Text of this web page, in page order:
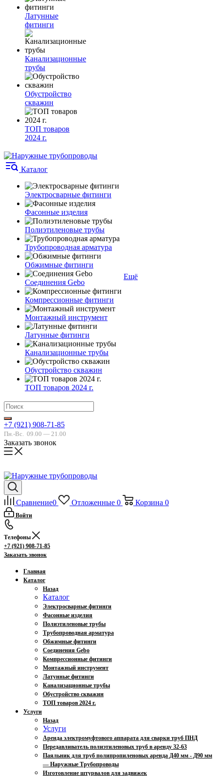
Латунные
фитинги
Канализационные
трубы
Обустройство
скважин
ТОП товаров
2024 г.
Каталог
Электросварные фитинги
Фасонные изделия
Полиэтиленовые трубы
Трубопроводная арматура
Обжимные фитинги
Соединения Gebo
Компрессионные фитинги
Монтажный инструмент
Латунные фитинги
Канализационные трубы
Обустройство скважин
ТОП товаров 2024 г.
Ещё
+7 (921) 908-71-85
Пн.-Вс. 09.00 — 21.00
Заказать звонок
Сравнение0 Отложенные 0 Корзина 0
Войти
Телефоны
+7 (921) 908-71-85
Заказать звонок
Главная
Каталог
Назад
Каталог
Электросварные фитинги
Фасонные изделия
Полиэтиленовые трубы
Трубопроводная арматура
Обжимные фитинги
Соединения Gebo
Компрессионные фитинги
Монтажный инструмент
Латунные фитинги
Канализационные трубы
Обустройство скважин
ТОП товаров 2024 г.
Услуги
Назад
Услуги
Аренда электромуфтового аппарата для сварки труб ПНД
Передавливатель полиэтиленовых труб в аренду 32-63
Паяльник для труб полипропиленовых аренда Д40 мм - Д90 мм
— Наружные Трубопроводы
Изготовление штурвалов для задвижек